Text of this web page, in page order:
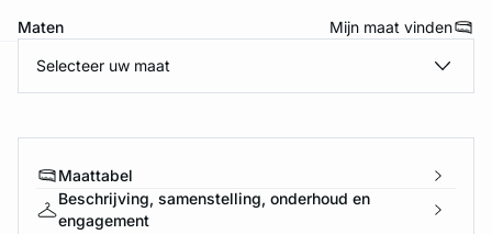
Maten Mijn maat vinden
Selecteer uw maat
Maattabel
Beschrijving, samenstelling, onderhoud en
engagement